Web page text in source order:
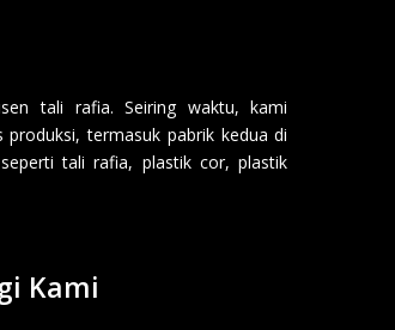
tali rafia. Seiring waktu, kami
termasuk pabrik kedua di
tali rafia, plastik cor, plastik
Kami